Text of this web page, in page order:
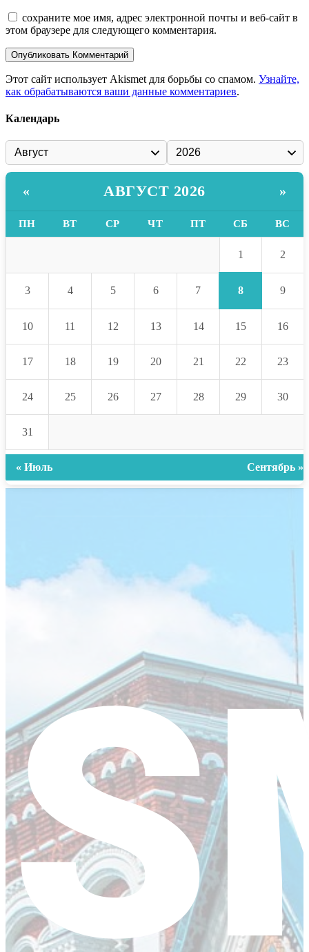
сохраните мое имя, адрес электронной почты и веб-сайт в
этом браузере для следующего комментария.
Этот сайт использует Akismet для борьбы со спамом. Узнайте,
как обрабатываются ваши данные комментариев.
Календарь
« АВГУСТ 2026 »
ПН ВТ СР ЧТ ПТ СБ ВС
1 2
3 4 5 6 7 8 9
10 11 12 13 14 15 16
17 18 19 20 21 22 23
24 25 26 27 28 29 30
31
« Июль Сентябрь »